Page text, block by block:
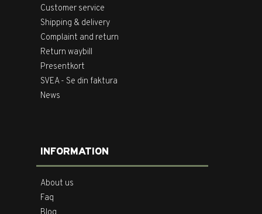
Customer service
Shipping & delivery
Complaint and return
Return waybill
Presentkort
SVEA - Se din faktura
News
INFORMATION
About us
Faq